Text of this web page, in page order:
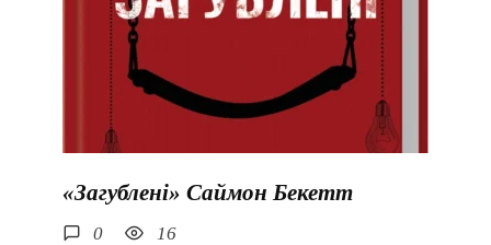
«Загублені» Саймон Бекетт
0 16